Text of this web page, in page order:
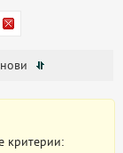
критерии: